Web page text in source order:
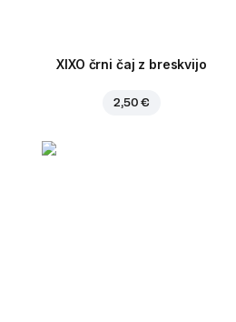
XIXO črni čaj z breskvijo
2,50 €